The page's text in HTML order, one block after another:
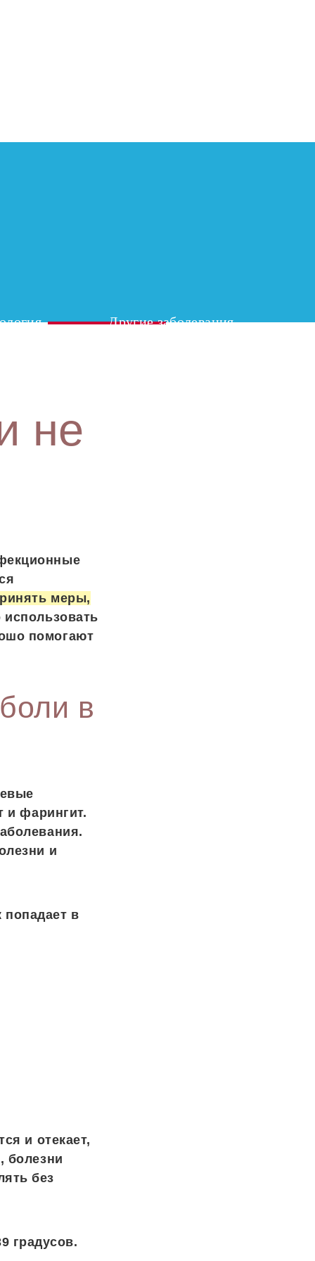
Другие заболевания
не
меры,
помогают
в
и фарингит.
и
попадает в
и отекает,
болезни
без
градусов.